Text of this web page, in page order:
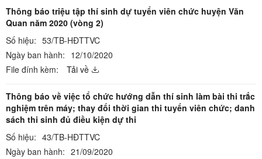
Thông báo triệu tập thí sinh dự tuyển viên chức huyện Văn
Quan năm 2020 (vòng 2)
Số hiệu: 53/TB-HĐTTVC
Ngày ban hành: 12/10/2020
File đính kèm:
Tải về
Thông báo về việc tổ chức hướng dẫn thí sinh làm bài thi trắc
nghiệm trên máy; thay đổi thời gian thi tuyển viên chức; danh
sách thi sinh đủ điều kiện dự thi
Số hiệu: 43/TB-HĐTTVC
Ngày ban hành: 21/09/2020